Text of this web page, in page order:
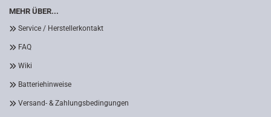
MEHR ÜBER...
Service / Herstellerkontakt
FAQ
Wiki
Batteriehinweise
Versand- & Zahlungsbedingungen